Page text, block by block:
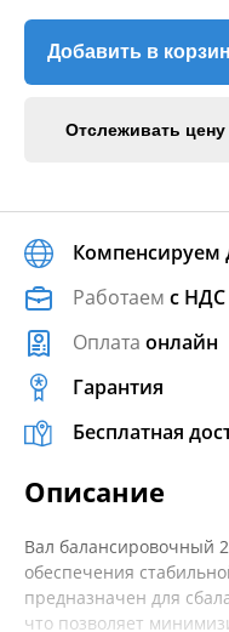
Добавить в
Отслеживать цену
Компенсируем
Работаем с НДС
Оплата онлайн
Гарантия
Бесплатная
Описание
Вал балансировочный
обеспечения
предназначен для
что позволяет